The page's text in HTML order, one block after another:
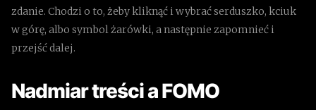
zdanie. Chodzi o to, żeby kliknąć i wybrać serduszko, kciuk
w górę, albo symbol żarówki, a następnie zapomnieć i
przejść dalej.
Nadmiar treści a FOMO